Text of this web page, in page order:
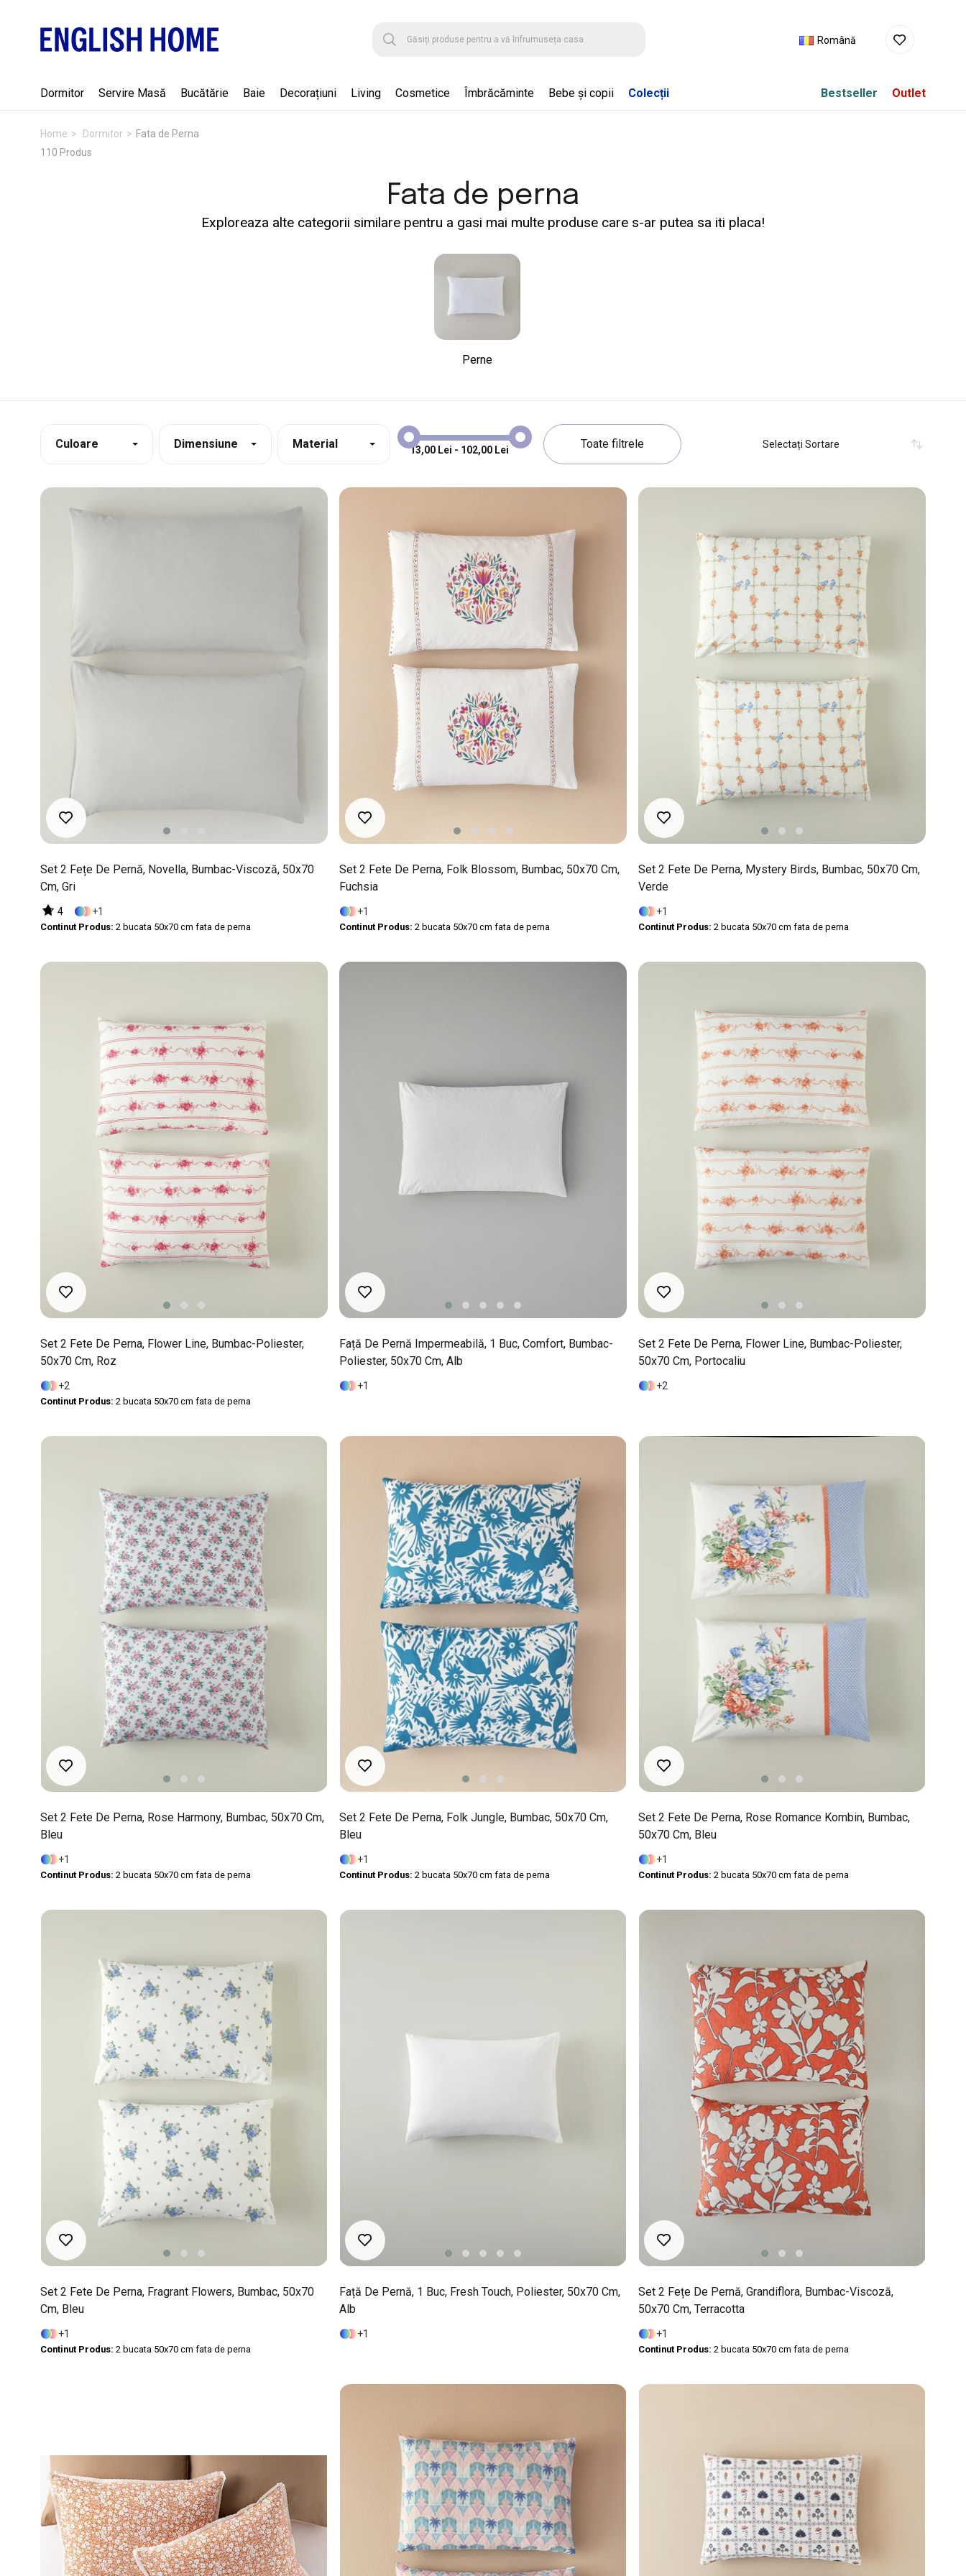
Română
Dormitor Servire Masă Bucătărie Baie Decorațiuni Living Cosmetice Îmbrăcăminte Bebe și copii Colecții Bestseller Outlet
Home Dormitor
Fata de Perna
110 Produs
Fata de perna
Exploreaza alte categorii similare pentru a gasi mai multe produse care s-ar putea sa iti placa!
Perne
Culoare Dimensiune Material 13,00 Lei - 102,00 Lei
Set 2 Fețe De Pernă, Novella, Bumbac-Viscoză, 50x70
Cm, Gri
4 1
Continut Produs: 2 bucata 50x70 cm fata de perna
Set 2 Fete De Perna, Folk Blossom, Bumbac, 50x70 Cm,
Fuchsia
1
Continut Produs: 2 bucata 50x70 cm fata de perna
Set 2 Fete De Perna, Mystery Birds, Bumbac, 50x70 Cm,
Verde
1
Continut Produs: 2 bucata 50x70 cm fata de perna
Set 2 Fete De Perna, Flower Line, Bumbac-Poliester,
50x70 Cm, Roz
2
Continut Produs: 2 bucata 50x70 cm fata de perna
Față De Pernă Impermeabilă, 1 Buc, Comfort, Bumbac-
Poliester, 50x70 Cm, Alb
1
Set 2 Fete De Perna, Flower Line, Bumbac-Poliester,
50x70 Cm, Portocaliu
2
Set 2 Fete De Perna, Rose Harmony, Bumbac, 50x70 Cm,
Bleu
1
Continut Produs: 2 bucata 50x70 cm fata de perna
Set 2 Fete De Perna, Folk Jungle, Bumbac, 50x70 Cm,
Bleu
1
Continut Produs: 2 bucata 50x70 cm fata de perna
Set 2 Fete De Perna, Rose Romance Kombin, Bumbac,
50x70 Cm, Bleu
1
Continut Produs: 2 bucata 50x70 cm fata de perna
Set 2 Fete De Perna, Fragrant Flowers, Bumbac, 50x70
Cm, Bleu
1
Continut Produs: 2 bucata 50x70 cm fata de perna
Față De Pernă, 1 Buc, Fresh Touch, Poliester, 50x70 Cm,
Alb
1
Set 2 Fețe De Pernă, Grandiflora, Bumbac-Viscoză,
50x70 Cm, Terracotta
1
Continut Produs: 2 bucata 50x70 cm fata de perna